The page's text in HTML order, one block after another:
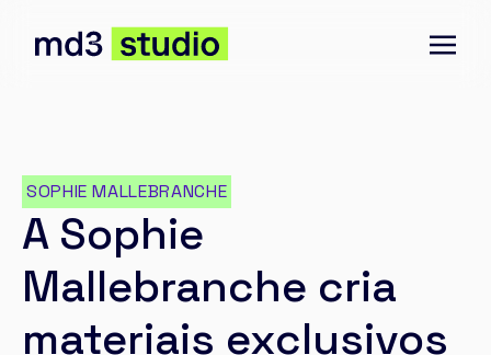
SOPHIE MALLEBRANCHE
A Sophie
Mallebranche cria
materiais exclusivos